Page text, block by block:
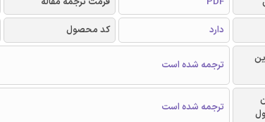
دارد کد محصول
ترجمه شده است
ترجمه شده است